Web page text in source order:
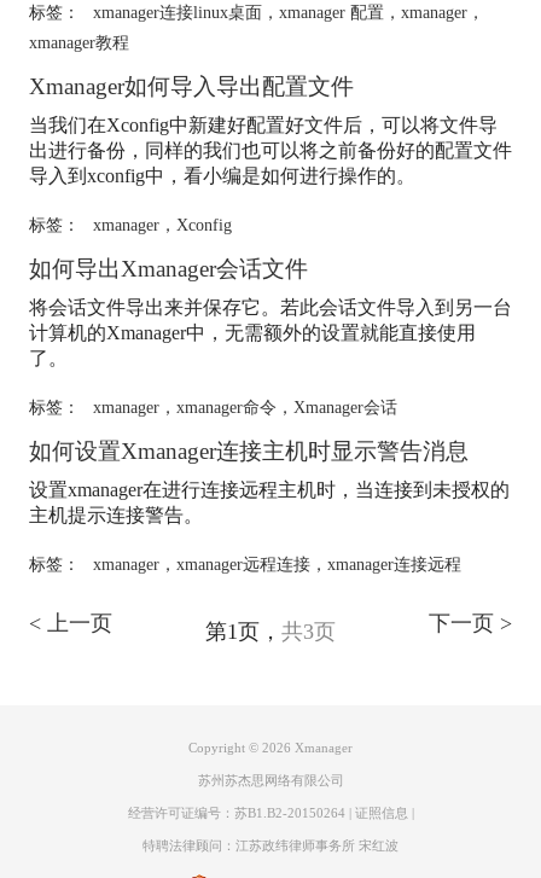
标签： xmanager连接linux桌面， xmanager 配置， xmanager，
xmanager教程
Xmanager如何导入导出配置文件
当我们在Xconfig中新建好配置好文件后，可以将文件导
出进行备份，同样的我们也可以将之前备份好的配置文件
导入到xconfig中，看小编是如何进行操作的。
标签： xmanager， Xconfig
如何导出Xmanager会话文件
将会话文件导出来并保存它。若此会话文件导入到另一台
计算机的Xmanager中，无需额外的设置就能直接使用
了。
标签： xmanager， xmanager命令 ， Xmanager会话
如何设置Xmanager连接主机时显示警告消息
设置xmanager在进行连接远程主机时，当连接到未授权的
主机提示连接警告。
标签： xmanager， xmanager远程连接， xmanager连接远程
< 上一页 第1页， 共3页 下一页 >
Copyright © 2026 Xmanager
苏州苏杰思网络有限公司
经营许可证编号：苏B1.B2-20150264| 证照信息 |
特聘法律顾问：江苏政纬律师事务所 宋红波